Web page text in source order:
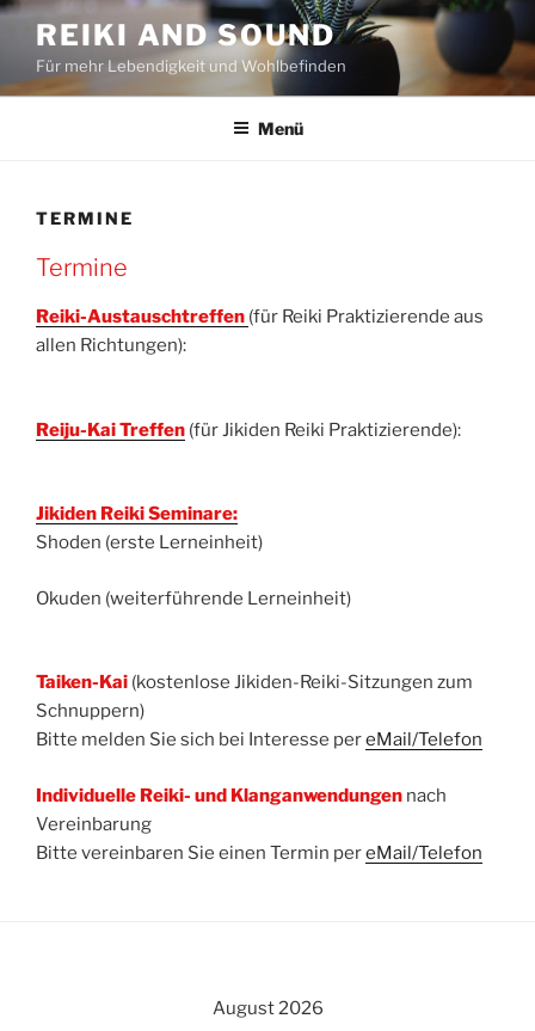
Zum
Inhalt
springen
REIKI AND SOUND
Für mehr Lebendigkeit und Wohlbefinden
Menü
TERMINE
Termine
Reiki-Austauschtreffen (für Reiki Praktizierende aus
allen Richtungen):
Reiju-Kai Treffen (für Jikiden Reiki Praktizierende):
Jikiden Reiki Seminare:
Shoden (erste Lerneinheit)
Okuden (weiterführende Lerneinheit)
Taiken-Kai (kostenlose Jikiden-Reiki-Sitzungen zum
Schnuppern)
Bitte melden Sie sich bei Interesse pereMail/Telefon
Individuelle Reiki- und Klanganwendungen nach
Vereinbarung
Bitte vereinbaren Sie einen Termin pereMail/Telefon
August 2026